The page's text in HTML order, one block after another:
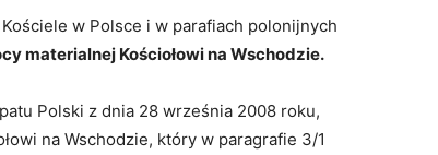
w Polsce i w parafiach polonijnych
materialnej Kościołowi na Wschodzie.
Polski z dnia 28 września 2008 roku,
na Wschodzie, który w paragrafie 3/1